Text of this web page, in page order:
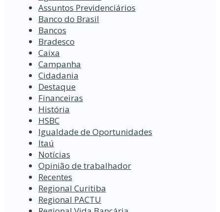
Assuntos Previdenciários
Banco do Brasil
Bancos
Bradesco
Caixa
Campanha
Cidadania
Destaque
Financeiras
História
HSBC
Igualdade de Oportunidades
Itaú
Notícias
Opinião de trabalhador
Recentes
Regional Curitiba
Regional PACTU